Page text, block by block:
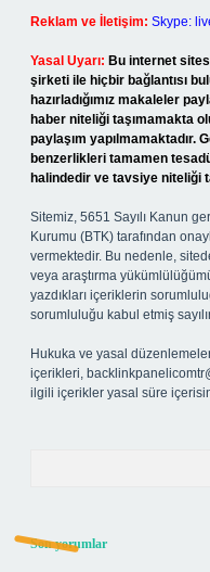
Reklam ve İletişim: Skype:
Yasal Uyarı: Bu internet
şirketi ile hiçbir bağlantısı
hazırladığımız makaleler
haber niteliği taşımamakta
paylaşım yapılmamaktadır.
benzerlikleri tamamen
halindedir ve tavsiye niteliği
Sitemiz, 5651 Sayılı Kanun
Kurumu (BTK) tarafından
vermektedir. Bu nedenle,
veya araştırma
yazdıkları içeriklerin
sorumluluğu kabul etmiş
Hukuka ve yasal
içerikleri,
ilgili içerikler yasal süre
Son yorumlar